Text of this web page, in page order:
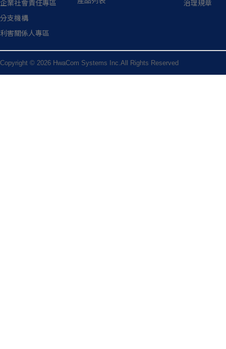
企業社會責任專區
分支機構
利害關係人專區
治理規章
Copyright © 2026 HwaCom Systems Inc.All Rights Reserved